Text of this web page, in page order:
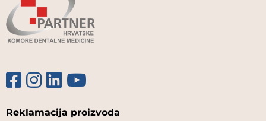
Reklamacija proizvoda